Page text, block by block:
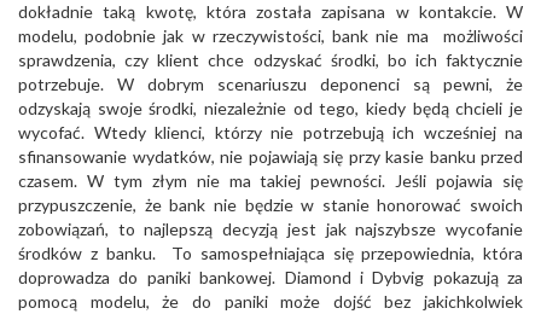
dokładnie taką kwotę, która została zapisana w kontakcie. W
modelu, podobnie jak w rzeczywistości, bank nie ma możliwości
sprawdzenia, czy klient chce odzyskać środki, bo ich faktycznie
potrzebuje. W dobrym scenariuszu deponenci są pewni, że
odzyskają swoje środki, niezależnie od tego, kiedy będą chcieli je
wycofać. Wtedy klienci, którzy nie potrzebują ich wcześniej na
sfinansowanie wydatków, nie pojawiają się przy kasie banku przed
czasem. W tym złym nie ma takiej pewności. Jeśli pojawia się
przypuszczenie, że bank nie będzie w stanie honorować swoich
zobowiązań, to najlepszą decyzją jest jak najszybsze wycofanie
środków z banku. To samospełniająca się przepowiednia, która
doprowadza do paniki bankowej. Diamond i Dybvig pokazują za
pomocą modelu, że do paniki może dojść bez jakichkolwiek